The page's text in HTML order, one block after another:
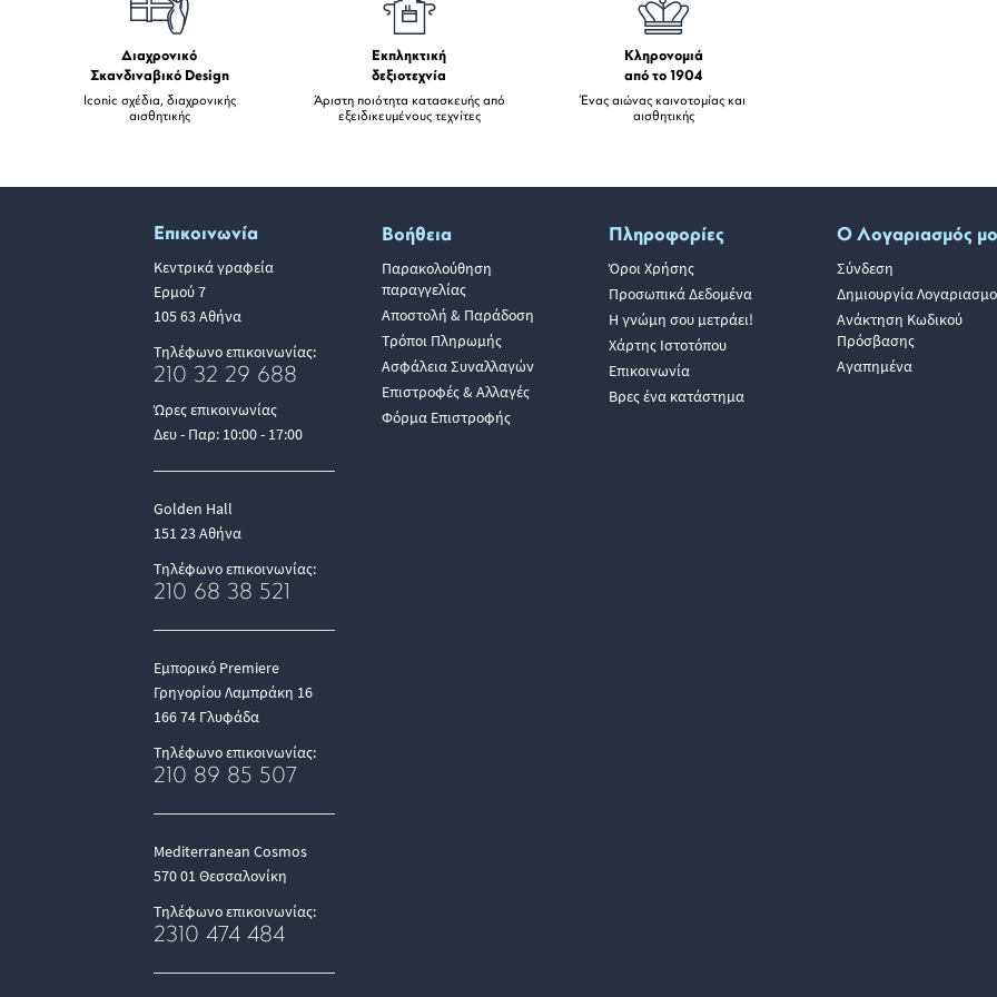
Διαχρονικό
Σκανδιναβικό Design
Iconic σχέδια, διαχρονικής
αισθητικής
Εκπληκτική
δεξιοτεχνία
Άριστη ποιότητα κατασκευής από
εξειδικευμένους τεχνίτες
Κληρονομιά
από το 1904
Ένας αιώνας καινοτομίας και
αισθητικής
Επικοινωνία
Κεντρικά γραφεία
Ερμού 7
105 63 Αθήνα
Τηλέφωνο επικοινωνίας:
210 32 29 688
Ώρες επικοινωνίας
Δευ - Παρ: 10:00 - 17:00
Golden Hall
151 23 Αθήνα
Τηλέφωνο επικοινωνίας:
210 68 38 521
Εμπορικό Premiere
Γρηγορίου Λαμπράκη 16
166 74 Γλυφάδα
Τηλέφωνο επικοινωνίας:
210 89 85 507
Mediterranean Cosmos
570 01 Θεσσαλονίκη
Τηλέφωνο επικοινωνίας:
2310 474 484
Βοήθεια
Παρακολούθηση
παραγγελίας
Αποστολή & Παράδοση
Τρόποι Πληρωμής
Ασφάλεια Συναλλαγών
Επιστροφές & Αλλαγές
Φόρμα Επιστροφής
Πληροφορίες
Όροι Χρήσης
Προσωπικά Δεδομένα
Η γνώμη σου μετράει!
Χάρτης Ιστοτόπου
Επικοινωνία
Βρες ένα κατάστημα
Ο Λογαριασμός
Σύνδεση
Δημιουργία
Ανάκτηση Κωδικού
Πρόσβασης
Αγαπημένα